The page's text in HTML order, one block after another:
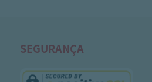
SEGURANÇA